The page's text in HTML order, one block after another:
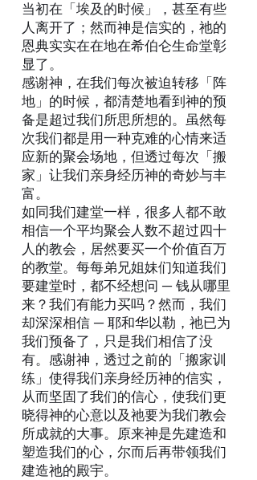
当初在「埃及的时候」，甚至有些
人离开了；然而神是信实的，祂的
恩典实实在在地在希伯仑生命堂彰
显了。
感谢神，在我们每次被迫转移「阵
地」的时候，都清楚地看到神的预
备是超过我们所思所想的。虽然每
次我们都是用一种克难的心情来适
应新的聚会场地，但透过每次「搬
家」让我们亲身经历神的奇妙与丰
富。
如同我们建堂一样，很多人都不敢
相信一个平均聚会人数不超过四十
人的教会，居然要买一个价值百万
的教堂。每每弟兄姐妹们知道我们
要建堂时，都不经想问 ─ 钱从哪里
来？我们有能力买吗？然而，我们
却深深相信 ─ 耶和华以勒，祂已为
我们预备了，只是我们相信了没
有。感谢神，透过之前的「搬家训
练」使得我们亲身经历神的信实，
从而坚固了我们的信心，使我们更
晓得神的心意以及祂要为我们教会
所成就的大事。原来神是先建造和
塑造我们的心，尔而后再带领我们
建造祂的殿宇。